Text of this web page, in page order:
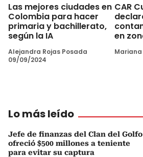
Las mejores ciudades en
Colombia para hacer
primaria y bachillerato,
según la IA
Alejandra Rojas Posada
09/09/2024
CAR
en
Mariana
Lo más leído
Jefe de finanzas del Clan del Golfo
ofreció $500 millones a teniente
para evitar su captura